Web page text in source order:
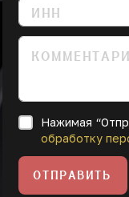
Нажимая
обработку
ОТПРАВИТЬ